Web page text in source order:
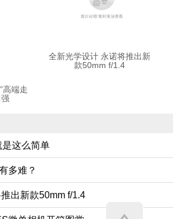
全新光学设计 永诺将推出新
款50mm f/1.4
高端走
这么简单
多难？
出新款50mm f/1.4